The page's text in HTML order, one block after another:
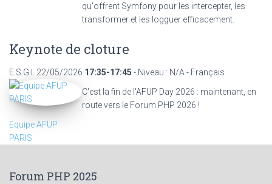
qu'offrent Symfony pour les intercepter, les
transformer et les logguer efficacement.
Keynote de cloture
E.S.G.I. 22/05/2026 17:35-17:45 - Niveau : N/A - Français
C'est la fin de l'AFUP Day 2026 : maintenant, en
route vers le Forum PHP 2026 !
Equipe AFUP
PARIS
Forum PHP 2025